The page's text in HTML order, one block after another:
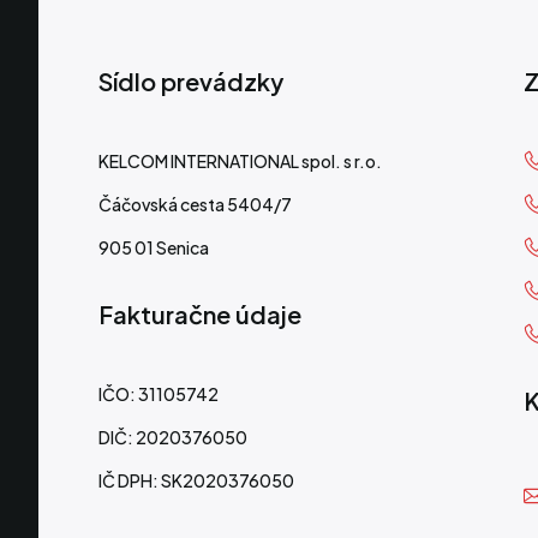
Sídlo prevádzky
KELCOM INTERNATIONAL spol. s r.o.
Čáčovská cesta 5404/7
905 01 Senica
Fakturačne údaje
IČO: 31105742
DIČ: 2020376050
IČ DPH: SK2020376050